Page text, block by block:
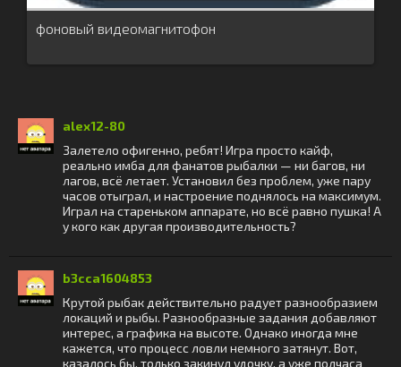
фоновый видеомагнитофон
alex12-80
Залетело офигенно, ребят! Игра просто кайф,
реально имба для фанатов рыбалки — ни багов, ни
лагов, всё летает. Установил без проблем, уже пару
часов отыграл, и настроение поднялось на максимум.
Играл на стареньком аппарате, но всё равно пушка! А
у кого как другая производительность?
b3cca1604853
Крутой рыбак действительно радует разнообразием
локаций и рыбы. Разнообразные задания добавляют
интерес, а графика на высоте. Однако иногда мне
кажется, что процесс ловли немного затянут. Вот,
казалось бы, только закинул удочку, а уже полчаса